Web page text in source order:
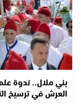
بني ملال.. ندوة
العرش في ترسيخ